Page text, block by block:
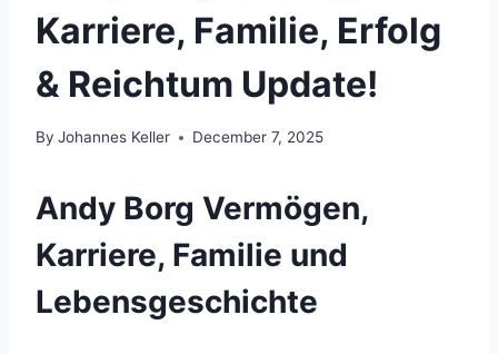
Karriere, Familie, Erfolg
& Reichtum Update!
By Johannes Keller December 7, 2025
Andy Borg Vermögen,
Karriere, Familie und
Lebensgeschichte